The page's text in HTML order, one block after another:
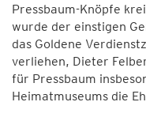
Pressbaum-Knöpfe
wurde der einstigen
das Goldene
verliehen, Dieter
für Pressbaum
Heimatmuseums die